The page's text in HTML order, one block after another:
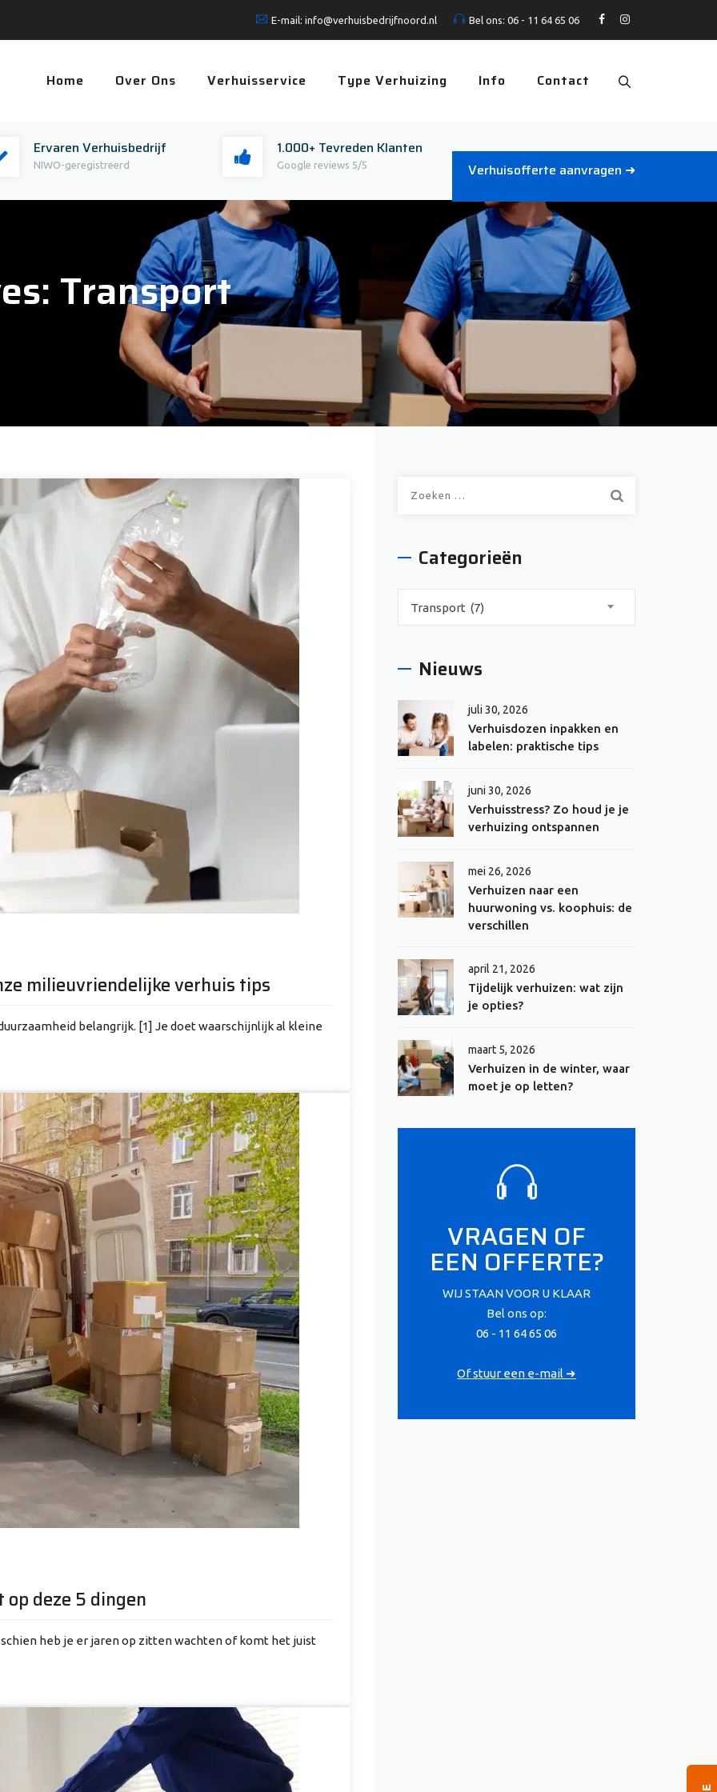
E-mail: info@verhuisbedrijfnoord.nl Bel ons: 06 - 11 64 65 06
Home Over Ons Verhuisservice Type Verhuizing Info Contact
Ervaren Verhuisbedrijf
NIWO-geregistreerd
1.000+ Tevreden Klanten
Google reviews 5/5 Verhuisofferte aanvragen ➜
Transport
milieuvriendelijke verhuis tips
belangrijk. [1] Je doet waarschijnlijk al kleine
op deze 5 dingen
heb je er jaren op zitten wachten of komt het juist
Categorieën
Transport (7)
Nieuws
juli 30, 2026
Verhuisdozen inpakken en
labelen: praktische tips
juni 30, 2026
Verhuisstress? Zo houd je je
verhuizing ontspannen
mei 26, 2026
Verhuizen naar een
huurwoning vs. koophuis: de
verschillen
april 21, 2026
Tijdelijk verhuizen: wat zijn
je opties?
maart 5, 2026
Verhuizen in de winter, waar
moet je op letten?
VRAGEN OF
EEN OFFERTE?
WIJ STAAN VOOR U KLAAR
Bel ons op:
06 - 11 64 65 06
Of stuur een e-mail ➜